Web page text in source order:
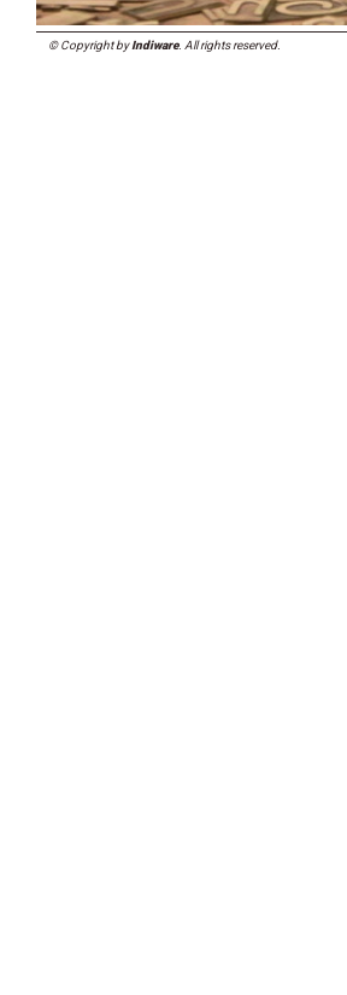
© Copyright byIndiware. All rights reserved.